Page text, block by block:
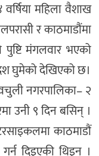
महिला वैशाख
र काठमाडौंमा
मंगलवार भएको
घुमेको देखिएको छ।
नगरपालिका– २
उनी ९ दिन बसिन् ।
काठमाडौं